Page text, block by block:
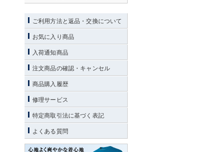
ご利用方法と返品・交換について
お気に入り商品
入荷通知商品
注文商品の確認・キャンセル
商品購入履歴
修理サービス
特定商取引法に基づく表記
よくある質問